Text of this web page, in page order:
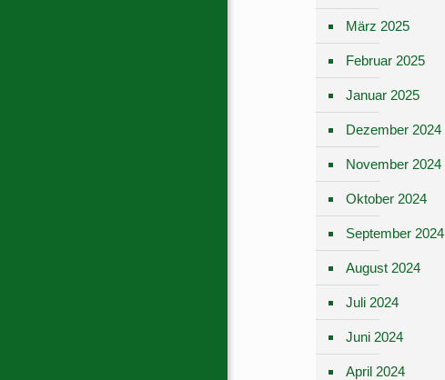
März 2025
Februar 2025
Januar 2025
Dezember 2024
November 2024
Oktober 2024
September 2024
August 2024
Juli 2024
Juni 2024
April 2024